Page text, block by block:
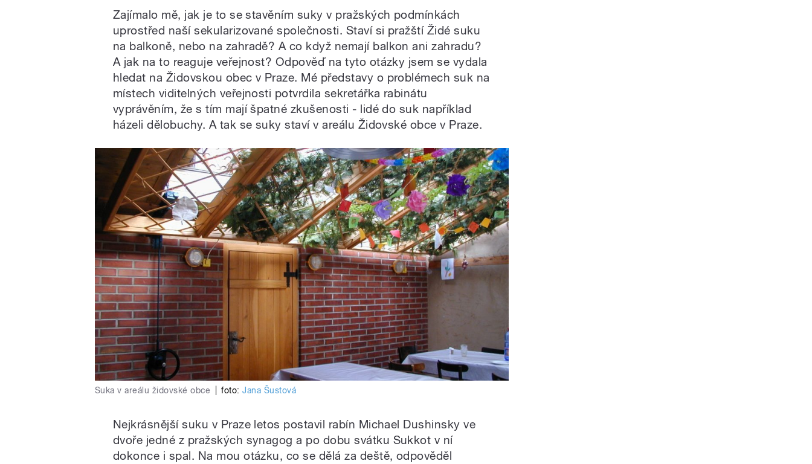
Zajímalo mě, jak je to se stavěním suky v pražských podmínkách
uprostřed naší sekularizované společnosti. Staví si pražští Židé suku
na balkoně, nebo na zahradě? A co když nemají balkon ani zahradu?
A jak na to reaguje veřejnost? Odpověď na tyto otázky jsem se vydala
hledat na Židovskou obec v Praze. Mé představy o problémech suk na
místech viditelných veřejnosti potvrdila sekretářka rabinátu
vyprávěním, že s tím mají špatné zkušenosti - lidé do suk například
házeli dělobuchy. A tak se suky staví v areálu Židovské obce v Praze.
Suka v areálu židovské obce foto:Jana Šustová
Nejkrásnější suku v Praze letos postavil rabín Michael Dushinsky ve
dvoře jedné z pražských synagog a po dobu svátku Sukkot v ní
dokonce i spal. Na mou otázku, co se dělá za deště, odpověděl